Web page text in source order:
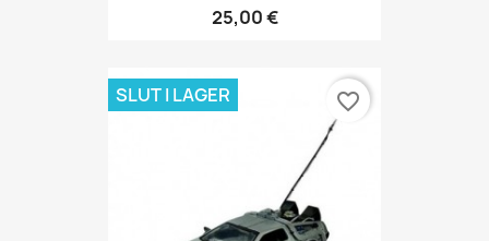
25,00 €
SLUT I LAGER favorite_border